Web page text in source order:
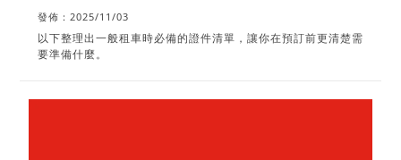
發佈：2025/11/03
以下整理出一般租車時必備的證件清單，讓你在預訂前更清楚需
要準備什麼。